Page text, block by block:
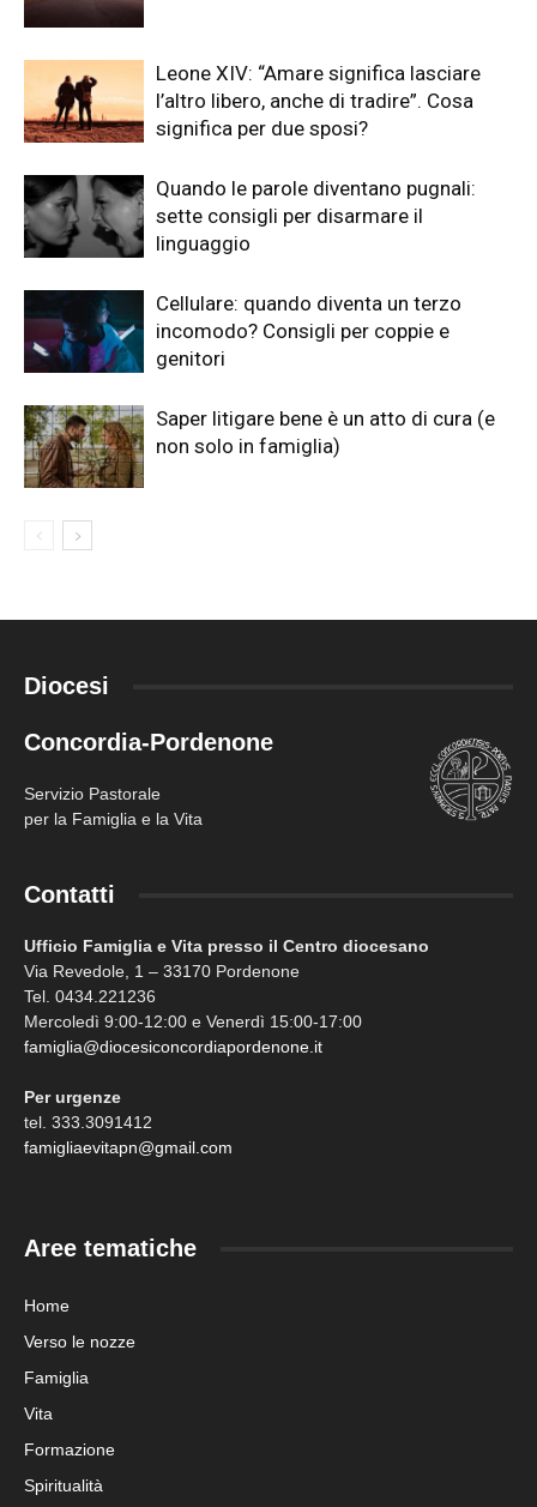
Leone XIV: “Amare significa lasciare
l’altro libero, anche di tradire”. Cosa
significa per due sposi?
Quando le parole diventano pugnali:
sette consigli per disarmare il
linguaggio
Cellulare: quando diventa un terzo
incomodo? Consigli per coppie e
genitori
Saper litigare bene è un atto di cura (e
non solo in famiglia)
Diocesi
Concordia-Pordenone
Servizio Pastorale
per la Famiglia e la Vita
Contatti
Ufficio Famiglia e Vita presso il Centro diocesano
Via Revedole, 1 – 33170 Pordenone
Tel. 0434.221236
Mercoledì 9:00-12:00 e Venerdì 15:00-17:00
famiglia@diocesiconcordiapordenone.it
Per urgenze
tel. 333.3091412
famigliaevitapn@gmail.com
Aree tematiche
Home
Verso le nozze
Famiglia
Vita
Formazione
Spiritualità